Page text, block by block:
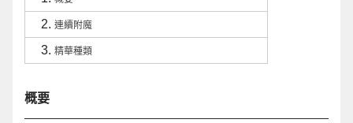
連續附魔
精華種類
概要